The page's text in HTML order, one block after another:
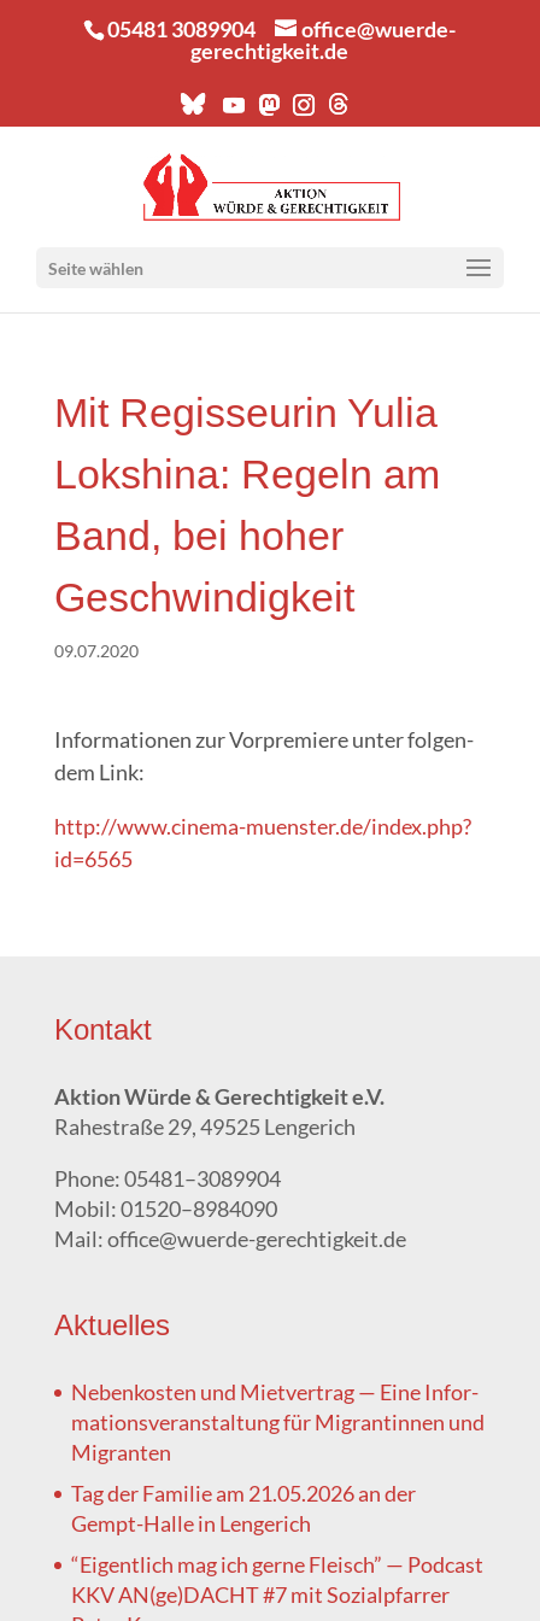
05481 3089904
office@wuerde-
gerechtigkeit.de
Seite wählen
Mit Regis­seu­rin Yulia
Loks­hi­na: Regeln am
Band, bei hoher
Geschwindigkeit
09.07.2020
Infor­ma­tio­nen zur Vor­pre­mie­re unter fol­gen­
dem Link:
http://www.cinema-muenster.de/index.php?
id=6565
Kon­takt
Akti­on Wür­de & Gerech­tig­keit e.V.
Rahe­stra­ße 29, 49525 Lengerich
Pho­ne: 05481–3089904
Mobil: 01520–8984090
Mail: office@wuerde-gerechtigkeit.de
Aktu­el­les
Neben­kos­ten und Miet­ver­trag — Eine Infor­
ma­ti­ons­ver­an­stal­tung für Migran­tin­nen und
Migranten
Tag der Fami­lie am 21.05.2026 an der
Gempt-Hal­le in Lengerich
“Eigent­lich mag ich ger­ne Fleisch” — Pod­cast
KKV AN(ge)DACHT #7 mit Sozi­al­pfar­rer